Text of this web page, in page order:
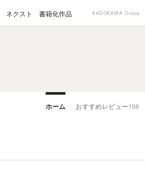
ネクスト 書籍化作品 KADOKAWA Group
ホーム おすすめレビュー108